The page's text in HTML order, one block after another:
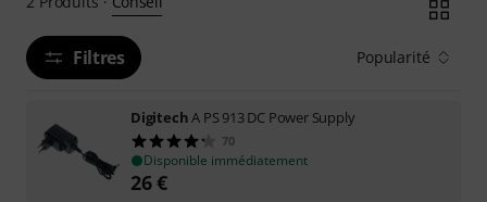
Filtres Popularité
DigitechA PS 913 DC Power Supply
70
Disponible immédiatement
26€